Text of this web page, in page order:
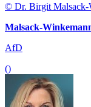
© Dr. Birgit Malsack-
Malsack-
AfD
()